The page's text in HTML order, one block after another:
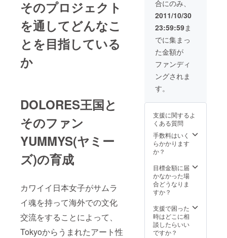
そのプロジェクト
を通してどんなこ
とを目指している
か
DOLORES王国と
そのファン
YUMMYS(ヤミー
ズ)の育成
カワイイ日本女子がサムラ
イ魂を持って海外での文化
交流をすることによって、
Tokyoからうまれたアート性
合にのみ、
2011/10/30
23:59:59ま
でに集まっ
た金額が
ファンディ
ングされま
す。
支援に関するよ
くある質問
手数料はいく
らかかります
か？
目標金額に届
かなかった場
合どうなりま
すか？
支援で困った
時はどこに相
談したらいい
ですか？